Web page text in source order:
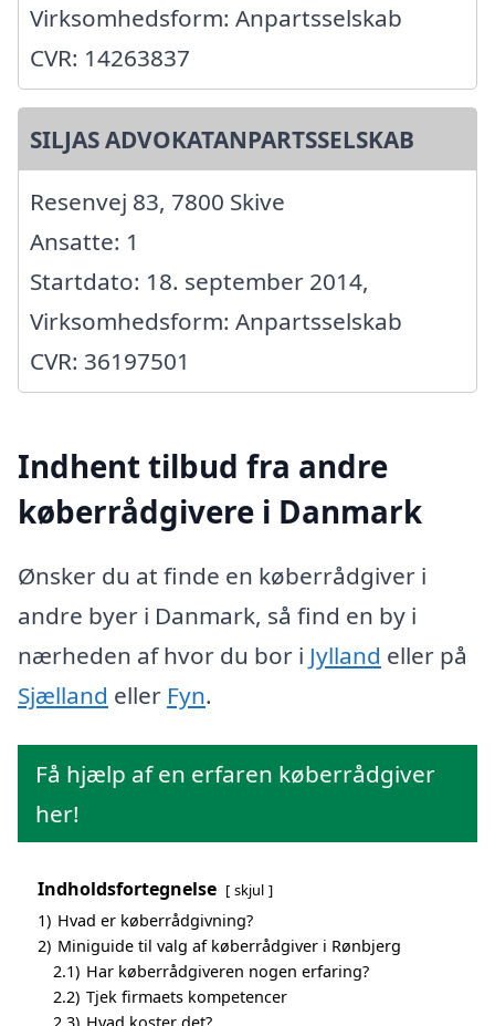
Virksomhedsform: Anpartsselskab
CVR: 14263837
SILJAS ADVOKATANPARTSSELSKAB
Resenvej 83, 7800 Skive
Ansatte: 1
Startdato: 18. september 2014,
Virksomhedsform: Anpartsselskab
CVR: 36197501
Indhent tilbud fra andre
køberrådgivere i Danmark
Ønsker du at finde en køberrådgiver i
andre byer i Danmark, så find en by i
nærheden af hvor du bor i Jylland eller på
Sjælland eller Fyn.
Få hjælp af en erfaren køberrådgiver
her!
Indholdsfortegnelse skjul
1) Hvad er køberrådgivning?
2) Miniguide til valg af køberrådgiver i Rønbjerg
2.1) Har køberrådgiveren nogen erfaring?
2.2) Tjek firmaets kompetencer